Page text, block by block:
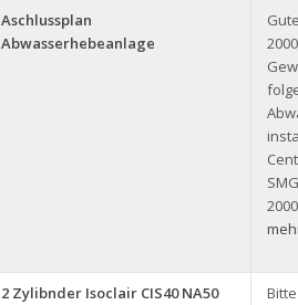
Aschlussplan
Abwasserhebeanlage
2 Zylibnder Isoclair CIS40 NA50